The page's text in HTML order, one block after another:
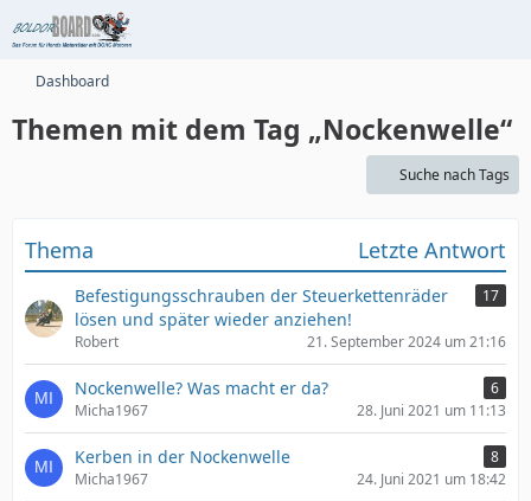
Dashboard
Themen mit dem Tag „Nockenwelle“
Suche nach Tags
Thema Letzte Antwort
Befestigungsschrauben der Steuerkettenräder
lösen und später wieder anziehen!
17
Robert 21. September 2024 um 21:16
Nockenwelle? Was macht er da?
6
Micha1967
28. Juni 2021 um 11:13
Kerben in der Nockenwelle
8
Micha1967
24. Juni 2021 um 18:42